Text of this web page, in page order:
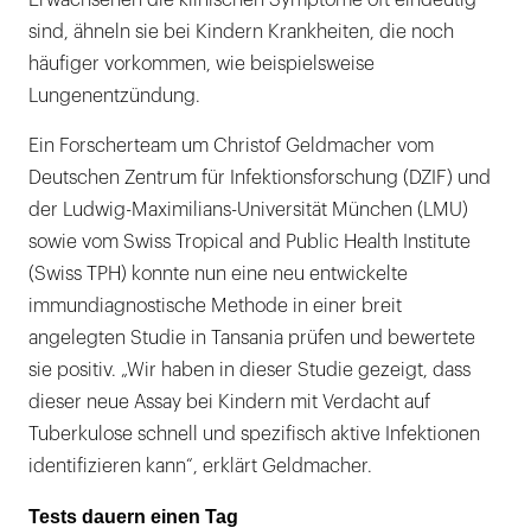
sind, ähneln sie bei Kindern Krankheiten, die noch
häufiger vorkommen, wie beispielsweise
Lungenentzündung.
Ein Forscherteam um Christof Geldmacher vom
Deutschen Zentrum für Infektionsforschung (DZIF) und
der Ludwig-Maximilians-Universität München (LMU)
sowie vom Swiss Tropical and Public Health Institute
(Swiss TPH) konnte nun eine neu entwickelte
immundiagnostische Methode in einer breit
angelegten Studie in Tansania prüfen und bewertete
sie positiv. „Wir haben in dieser Studie gezeigt, dass
dieser neue Assay bei Kindern mit Verdacht auf
Tuberkulose schnell und spezifisch aktive Infektionen
identifizieren kann“, erklärt Geldmacher.
Tests dauern einen Tag